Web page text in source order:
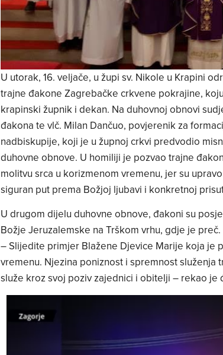
U utorak, 16. veljače, u župi sv. Nikole u Krapini
trajne đakone Zagrebačke crkvene pokrajine,
krapinski župnik i dekan. Na duhovnoj obnovi
đakona te vlč. Milan Dančuo, povjerenik za
nadbiskupije, koji je u župnoj crkvi predvodio
duhovne obnove. U homiliji je pozvao trajne
molitvu srca u korizmenom vremenu, jer su
siguran put prema Božjoj ljubavi i konkretnoj
U drugom dijelu duhovne obnove, đakoni su
Božje Jeruzalemske na Trškom vrhu, gdje je
– Slijedite primjer Blažene Djevice Marije koja je
vremenu. Njezina poniznost i spremnost služenja
služe kroz svoj poziv zajednici i obitelji – rekao je